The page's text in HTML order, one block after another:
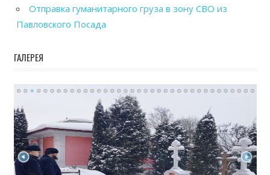
Отправка гуманитарного груза в зону СВО из
Павловского Посада
ГАЛЕРЕЯ